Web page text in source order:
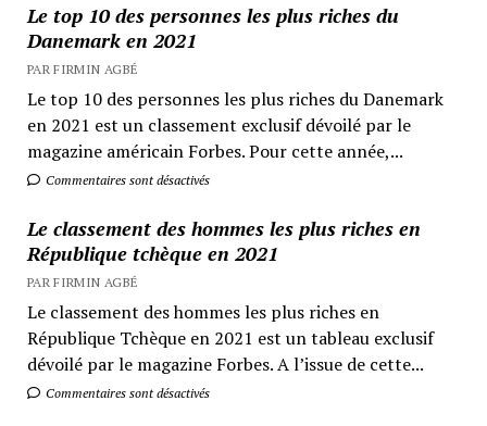
Le top 10 des personnes les plus riches du
Danemark en 2021
PAR FIRMIN AGBÉ
Le top 10 des personnes les plus riches du Danemark
en 2021 est un classement exclusif dévoilé par le
magazine américain Forbes. Pour cette année,...
Commentaires sont désactivés
Le classement des hommes les plus riches en
République tchèque en 2021
PAR FIRMIN AGBÉ
Le classement des hommes les plus riches en
République Tchèque en 2021 est un tableau exclusif
dévoilé par le magazine Forbes. A l’issue de cette...
Commentaires sont désactivés